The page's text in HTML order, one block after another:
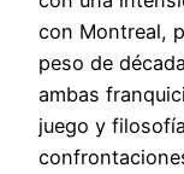
con Montreal,
peso de
ambas
juego y